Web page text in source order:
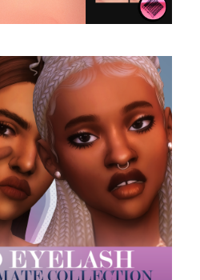
MM Soft Cluster Lashes N176